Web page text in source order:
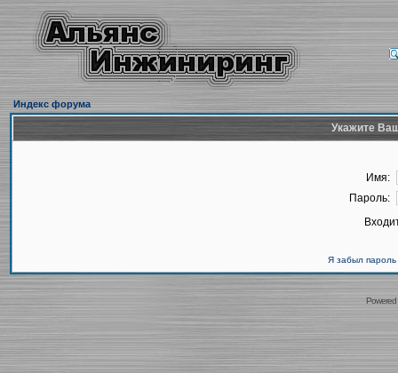
Индекс форума
Укажите
Имя:
Пароль:
Я забыл пароль